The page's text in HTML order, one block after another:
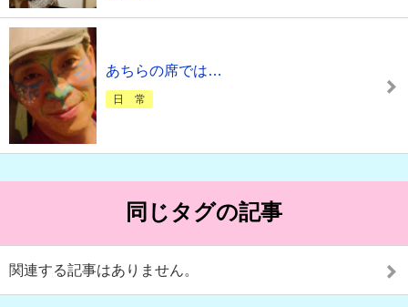
あちらの席では…
日 常
同じタグの記事
関連する記事はありません。